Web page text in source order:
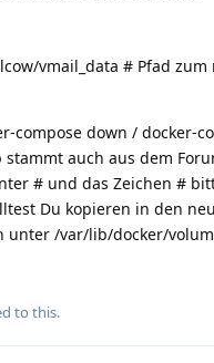
vmail_data # Pfad
compose down / docker-
auch aus dem
# und das Zeichen #
Du kopieren in den
unter /var/lib/docker/
to this.